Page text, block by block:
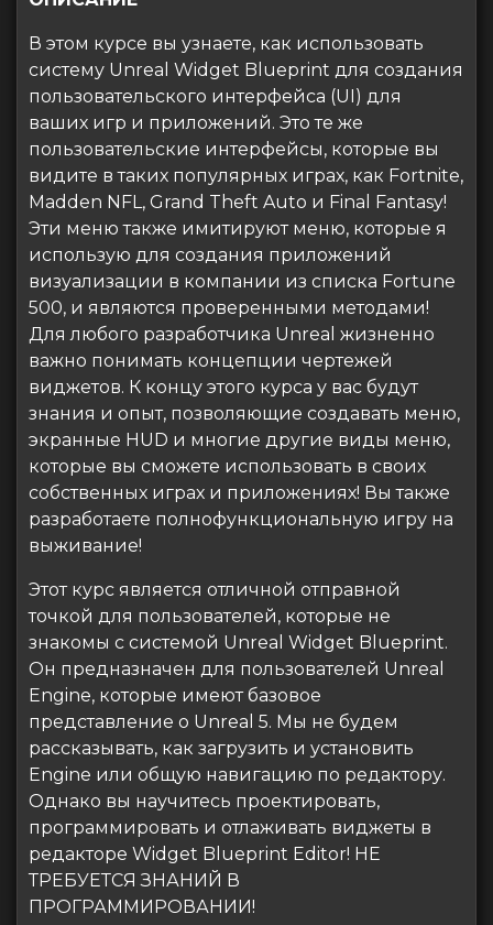
В этом курсе вы узнаете, как использовать
систему Unreal Widget Blueprint для создания
пользовательского интерфейса (UI) для
ваших игр и приложений. Это те же
пользовательские интерфейсы, которые вы
видите в таких популярных играх, как Fortnite,
Madden NFL, Grand Theft Auto и Final Fantasy!
Эти меню также имитируют меню, которые я
использую для создания приложений
визуализации в компании из списка Fortune
500, и являются проверенными методами!
Для любого разработчика Unreal жизненно
важно понимать концепции чертежей
виджетов. К концу этого курса у вас будут
знания и опыт, позволяющие создавать меню,
экранные HUD и многие другие виды меню,
которые вы сможете использовать в своих
собственных играх и приложениях! Вы также
разработаете полнофункциональную игру на
выживание!
Этот курс является отличной отправной
точкой для пользователей, которые не
знакомы с системой Unreal Widget Blueprint.
Он предназначен для пользователей Unreal
Engine, которые имеют базовое
представление о Unreal 5. Мы не будем
рассказывать, как загрузить и установить
Engine или общую навигацию по редактору.
Однако вы научитесь проектировать,
программировать и отлаживать виджеты в
редакторе Widget Blueprint Editor! НЕ
ТРЕБУЕТСЯ ЗНАНИЙ В
ПРОГРАММИРОВАНИИ!